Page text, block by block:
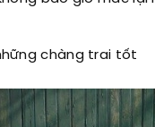
chàng trai tốt